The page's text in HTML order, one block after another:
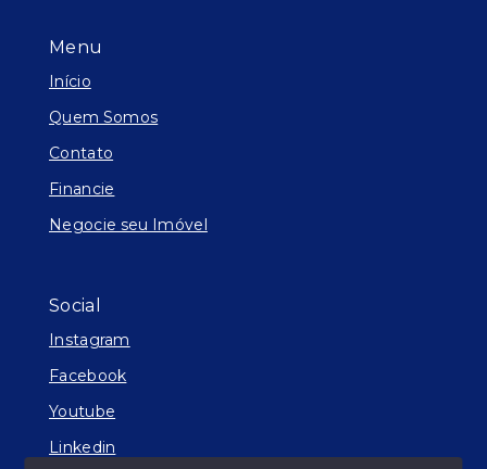
Menu
Início
Quem Somos
Contato
Financie
Negocie seu Imóvel
Social
Instagram
Facebook
Youtube
Linkedin